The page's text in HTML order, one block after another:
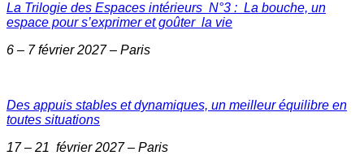
La Trilogie des Espaces intérieurs N°3 : La bouche, un
espace pour s’exprimer et goûter la vie
6 – 7 février 2027 – Paris
Des appuis stables et dynamiques, un meilleur équilibre en
toutes situations
17 – 21 février 2027 – Paris